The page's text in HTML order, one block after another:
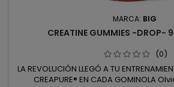
MARCA: BIG
CREATINE GUMMIES -DROP-
(0)
LA REVOLUCIÓN LLEGÓ A TU
CREAPURE® EN CADA GOMINOLA